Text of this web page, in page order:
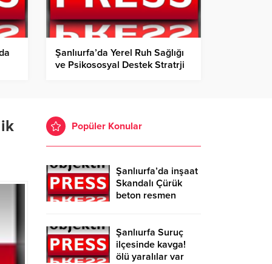
Şanlıurfa’da Yerel Ruh Sağlığı
ve Psikososyal Destek Stratrji
Popüler Konular
Şanlıurfa’da inşaat
Skandalı Çürük
beton resmen
Şanlıurfa Suruç
ilçesinde kavga!
ölü yaralılar var